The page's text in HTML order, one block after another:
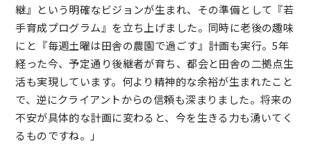
継』という明確なビジョンが生まれ、その準備として『若
手育成プログラム』を立ち上げました。同時に老後の趣味
にと『毎週土曜は田舎の農園で過ごす』計画も実行。5年
経った今、予定通り後継者が育ち、都会と田舎の二拠点生
活も実現しています。何より精神的な余裕が生まれたこと
で、逆にクライアントからの信頼も深まりました。将来の
不安が具体的な計画に変わると、今を生きる力も湧いてく
るものですね。」